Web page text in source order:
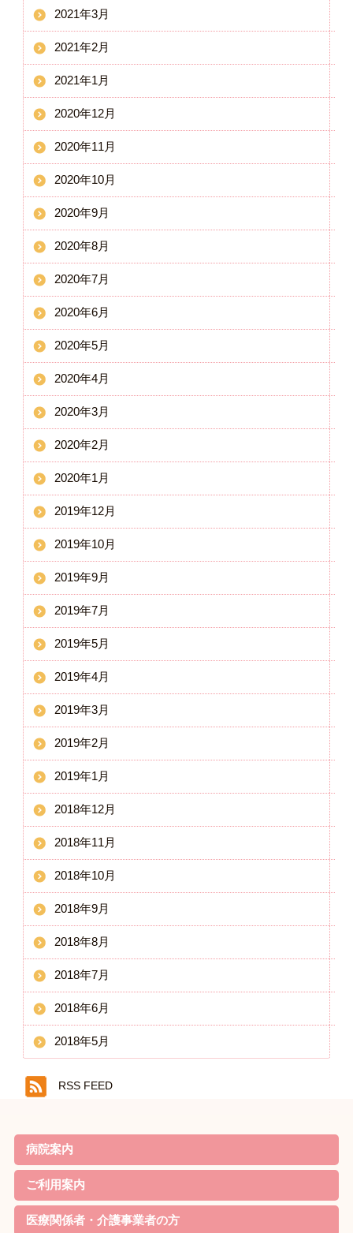
2021年3月
2021年2月
2021年1月
2020年12月
2020年11月
2020年10月
2020年9月
2020年8月
2020年7月
2020年6月
2020年5月
2020年4月
2020年3月
2020年2月
2020年1月
2019年12月
2019年10月
2019年9月
2019年7月
2019年5月
2019年4月
2019年3月
2019年2月
2019年1月
2018年12月
2018年11月
2018年10月
2018年9月
2018年8月
2018年7月
2018年6月
2018年5月
RSS FEED
病院案内
院長ごあいさつ
基本理念・基本方針
患者様の権利と責務・子ども憲章
病院機能評価の認定
概要・沿革
当院の特徴
診療案内
病院実績
職員体制・部門紹介
対象疾患
ご利用案内
リハビリのご案内
外来について
家族教室
定期便
入院について
お見舞いの方
院内無料Wi-Fi利用規約
医療関係者・介護事業者の方